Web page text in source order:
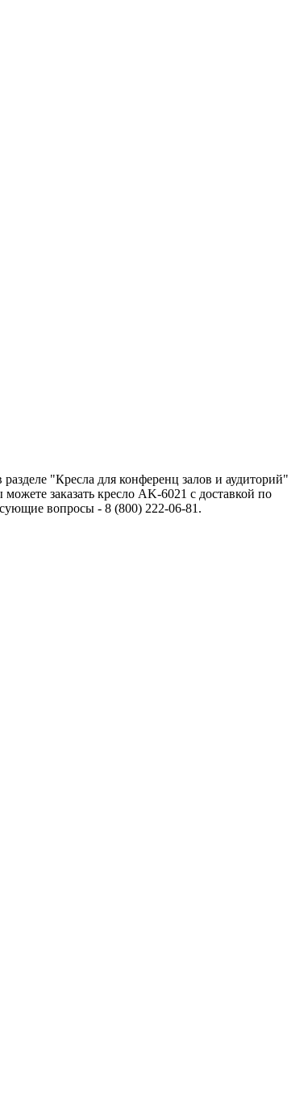
"Кресла для конференц залов и аудиторий"
заказать кресло AK-6021 с доставкой по
вопросы - 8 (800) 222-06-81.